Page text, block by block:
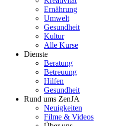
Ernährung
Umwelt
Gesundheit
Kultur
Alle Kurse
Dienste
Beratung
Betreuung
Hilfen
Gesundheit
Rund ums ZenJA
Neuigkeiten
Filme & Videos